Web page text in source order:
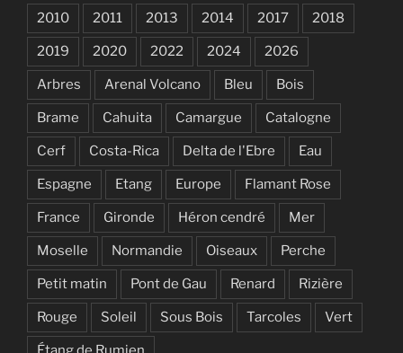
2010 2011 2013 2014 2017 2018
2019 2020 2022 2024 2026
Arbres Arenal Volcano Bleu Bois
Brame Cahuita Camargue Catalogne
Cerf Costa-Rica Delta de l'Ebre Eau
Espagne Etang Europe Flamant Rose
France Gironde Héron cendré Mer
Moselle Normandie Oiseaux Perche
Petit matin Pont de Gau Renard Rizière
Rouge Soleil Sous Bois Tarcoles Vert